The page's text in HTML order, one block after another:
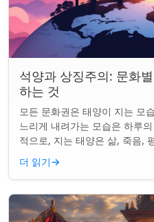
석양과 상징주의: 문화
하는 것
모든 문화권은 태양이 지는 모
느리게 내려가는 모습은 하루
적으로, 지는 태양은 삶, 죽음,
를 갖게 되었습니다. 같은...
더 읽기→